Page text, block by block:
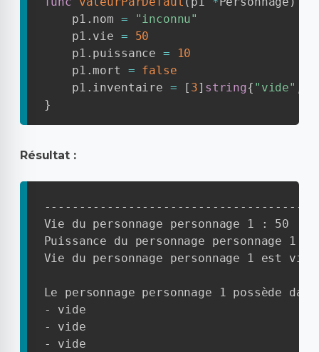
    p1
. nom =
"inconnu"
    p1
. vie =
50
    p1
. puissance =
10
    p1
. mort = false
    p1
. inventaire = [ 3] string{ "vide"
}
Résultat :
Vie du personnage personnage 1 : 50
Puissance du personnage personnage 1 :
Vie du personnage personnage 1 est
Le personnage personnage 1 possède
- vide
- vide
- vide